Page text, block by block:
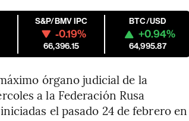
S&P/BMV IPC
-0.19%
66,396.15
BTC/USD
+0.94%
64,995.87
órgano judicial de la
a la Federación Rusa
el pasado 24 de febrero en